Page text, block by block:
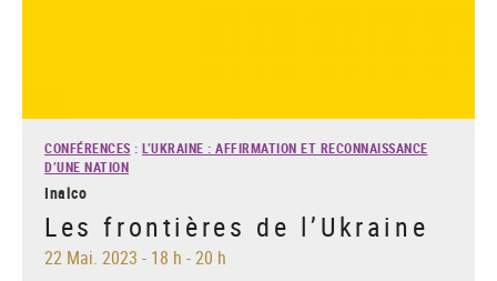
CONFÉRENCES : L’UKRAINE : AFFIRMATION ET RECONNAISSANCE
D’UNE NATION
Inalco
Les frontières de l’Ukraine
22 Mai. 2023 - 18 h - 20 h